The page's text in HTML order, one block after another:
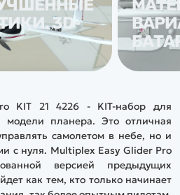
3D-
KIT 21 4226 - KIT-набор для
модели планера. Это отличная
самолетом в небе, но и
с нуля. Multiplex Easy Glider Pro
версией предыдущих
как тем, кто только начинает